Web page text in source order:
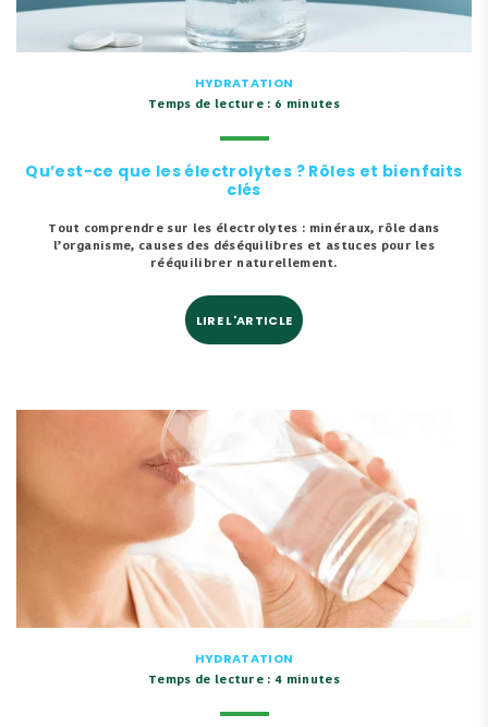
HYDRATATION
Temps de lecture : 6 minutes
Qu’est-ce que les électrolytes ? Rôles et bienfaits
clés
Tout comprendre sur les électrolytes : minéraux, rôle dans
l’organisme, causes des déséquilibres et astuces pour les
rééquilibrer naturellement.
LIRE L'ARTICLE
HYDRATATION
Temps de lecture : 4 minutes